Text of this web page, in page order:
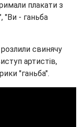
плакати з
"Ви - ганьба
свинячу
артистів,
"ганьба".